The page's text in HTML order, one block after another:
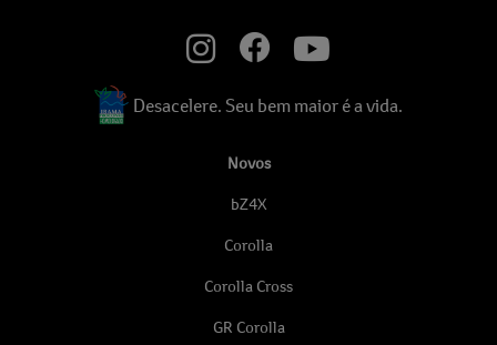
Desacelere. Seu bem maior é a vida.
Novos
bZ4X
Corolla
Corolla Cross
GR Corolla